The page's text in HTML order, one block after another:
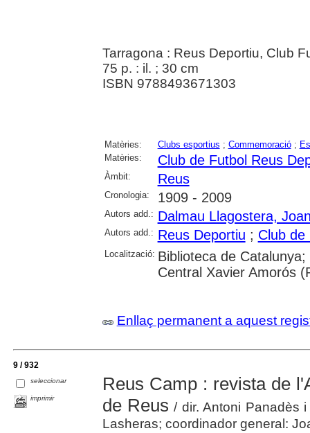
Tarragona : Reus Deportiu, Club
75 p. : il. ; 30 cm
ISBN 9788493671303
Matèries: Clubs esportius ; Commemoració;
Matèries:
Club de Futbol Reus
Àmbit: Reus
Cronologia: 1909 - 2009
Autors add.: Dalmau Llagostera,
Autors add.: Reus Deportiu ; Club de
Localització: Biblioteca de
Central Xavier Amorós
Enllaç permanent a aquest
9 / 932
seleccionar
imprimir
Reus Camp : revista de
de Reus / dir. Antoni Panadès
Lasheras; coordinador general: